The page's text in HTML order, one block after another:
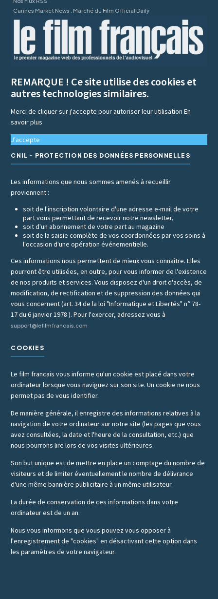
Cannes Market News : Marché du Film Official Daily
REMARQUE ! Ce site utilise des cookies et
autres technologies similaires.
Merci de cliquer sur j'accepte pour autoriser leur utilisationEn
savoir plus
J'accepte
CNIL - PROTECTION DES DONNÉES PERSONNELLES
Les informations que nous sommes amenés à recueillir
proviennent :
soit de l'inscription volontaire d'une adresse e-mail de votre
part vous permettant de recevoir notre newsletter,
soit d'un abonnement de votre part au magazine
soit de la saisie complète de vos coordonnées par vos soins à
l'occasion d'une opération événementielle.
Ces informations nous permettent de mieux vous connaître. Elles
pourront être utilisées, en outre, pour vous informer de l'existence
de nos produits et services. Vous disposez d'un droit d'accès, de
modification, de rectification et de suppression des données qui
vous concernent (art. 34 de la loi "Informatique et Libertés" n° 78-
17 du 6 janvier 1978 ). Pour l'exercer, adressez vous à
support@lefilmfrancais.com
COOKIES
Le film francais vous informe qu'un cookie est placé dans votre
ordinateur lorsque vous naviguez sur son site. Un cookie ne nous
permet pas de vous identifier.
De manière générale, il enregistre des informations relatives à la
navigation de votre ordinateur sur notre site (les pages que vous
avez consultées, la date et l'heure de la consultation, etc.) que
nous pourrons lire lors de vos visites ultérieures.
Son but unique est de mettre en place un comptage du nombre de
visiteurs et de limiter éventuellement le nombre de délivrance
d'une même bannière publicitaire à un même utilisateur.
La durée de conservation de ces informations dans votre
ordinateur est de un an.
Nous vous informons que vous pouvez vous opposer à
l'enregistrement de "cookies" en désactivant cette option dans
les paramètres de votre navigateur.